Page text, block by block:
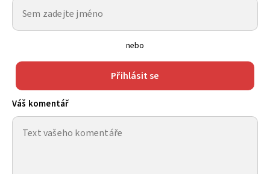
nebo
Přihlásit se
Váš komentář